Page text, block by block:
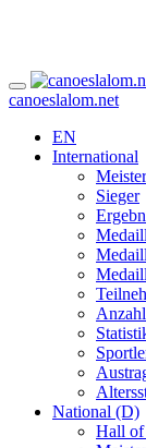
canoeslalom.net
EN
International
Sieger
National (D)
Hall of